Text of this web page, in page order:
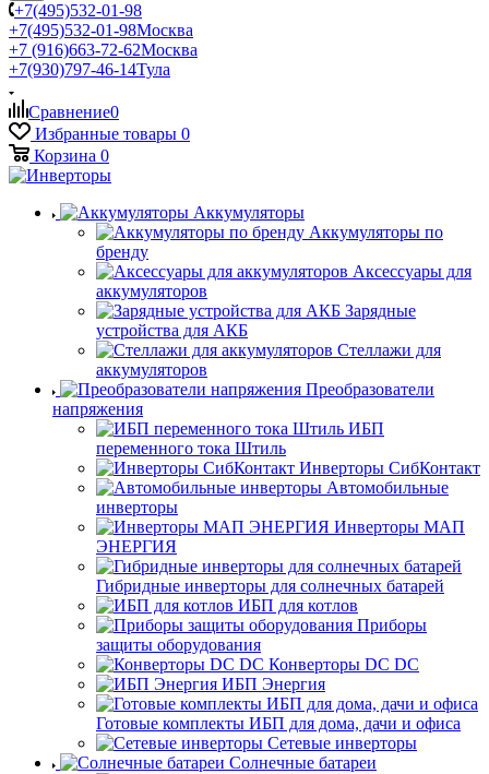
+7(495)532-01-98
+7(495)532-01-98Москва
+7 (916)663-72-62Москва
+7(930)797-46-14Тула
Сравнение0
Избранные товары 0
Корзина 0
Аккумуляторы
Аккумуляторы по
бренду
Аксессуары для
аккумуляторов
Зарядные
устройства для АКБ
Стеллажи для
аккумуляторов
Преобразователи
напряжения
ИБП
переменного тока Штиль
Инверторы СибКонтакт
Автомобильные
инверторы
Инверторы МАП
ЭНЕРГИЯ
Гибридные инверторы для солнечных батарей
ИБП для котлов
Приборы
защиты оборудования
Конверторы DC DC
ИБП Энергия
Готовые комплекты ИБП для дома, дачи и офиса
Сетевые инверторы
Солнечные батареи